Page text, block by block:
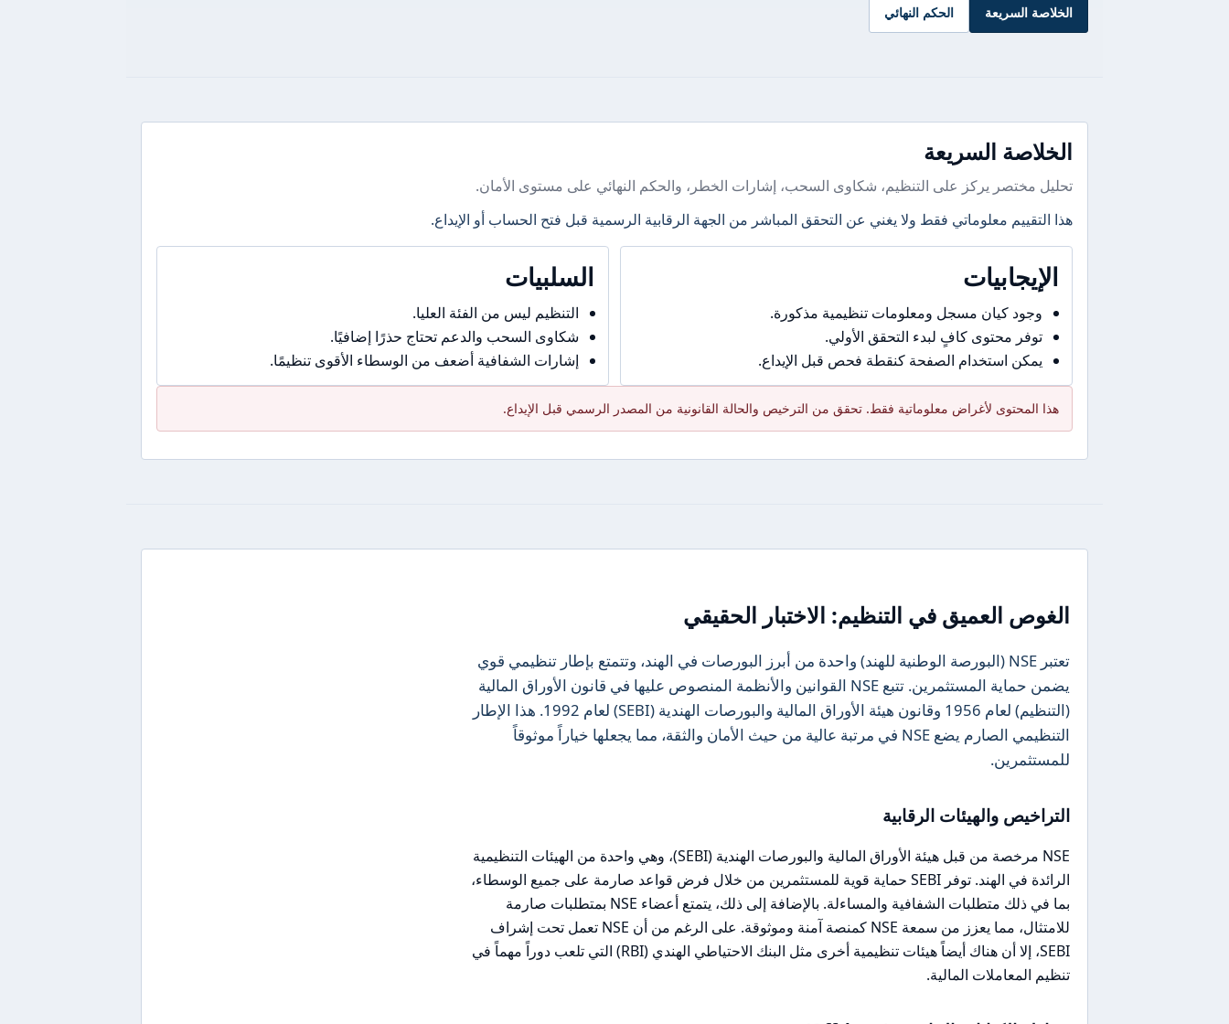
الخلاصة السريعة الحكم النهائي
الخلاصة السريعة
تحليل مختصر يركز على التنظيم، شكاوى السحب، إشارات الخطر، والحكم النهائي على مستوى الأمان.
هذا التقييم معلوماتي فقط ولا يغني عن التحقق المباشر من الجهة الرقابية الرسمية قبل فتح الحساب أو الإيداع.
الإيجابيات
وجود كيان مسجل ومعلومات تنظيمية مذكورة.
توفر محتوى كافٍ لبدء التحقق الأولي.
يمكن استخدام الصفحة كنقطة فحص قبل الإيداع.
السلبيات
التنظيم ليس من الفئة العليا.
شكاوى السحب والدعم تحتاج حذرًا إضافيًا.
إشارات الشفافية أضعف من الوسطاء الأقوى تنظيمًا.
هذا المحتوى لأغراض معلوماتية فقط. تحقق من الترخيص والحالة القانونية من المصدر الرسمي قبل الإيداع.
الغوص العميق في التنظيم: الاختبار الحقيقي
تعتبر NSE (البورصة الوطنية للهند) واحدة من أبرز البورصات في الهند، وتتمتع بإطار تنظيمي قوي
يضمن حماية المستثمرين. تتبع NSE القوانين والأنظمة المنصوص عليها في قانون الأوراق المالية
(التنظيم) لعام 1956 وقانون هيئة الأوراق المالية والبورصات الهندية (SEBI) لعام 1992. هذا الإطار
التنظيمي الصارم يضع NSE في مرتبة عالية من حيث الأمان والثقة، مما يجعلها خياراً موثوقاً
للمستثمرين.
التراخيص والهيئات الرقابية
NSE مرخصة من قبل هيئة الأوراق المالية والبورصات الهندية (SEBI)، وهي واحدة من الهيئات التنظيمية
الرائدة في الهند. توفر SEBI حماية قوية للمستثمرين من خلال فرض قواعد صارمة على جميع الوسطاء،
بما في ذلك متطلبات الشفافية والمساءلة. بالإضافة إلى ذلك، يتمتع أعضاء NSE بمتطلبات صارمة
للامتثال، مما يعزز من سمعة NSE كمنصة آمنة وموثوقة. على الرغم من أن NSE تعمل تحت إشراف
SEBI، إلا أن هناك أيضاً هيئات تنظيمية أخرى مثل البنك الاحتياطي الهندي (RBI) التي تلعب دوراً مهماً في
تنظيم المعاملات المالية.